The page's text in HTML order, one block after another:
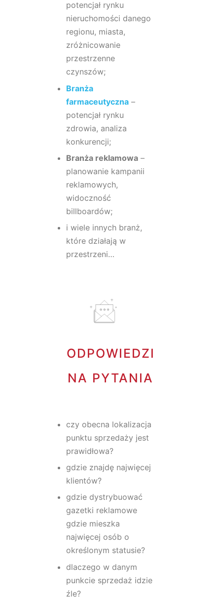
potencjał rynku
nieruchomości danego
regionu, miasta,
zróżnicowanie
przestrzenne
czynszów;
Branża
farmaceutyczna –
potencjał rynku
zdrowia, analiza
konkurencji;
Branża reklamowa –
planowanie kampanii
reklamowych,
widoczność
billboardów;
i wiele innych branż,
które działają w
przestrzeni…
ODPOWIEDZI
NA PYTANIA
czy obecna lokalizacja
punktu sprzedaży jest
prawidłowa?
gdzie znajdę najwięcej
klientów?
gdzie dystrybuować
gazetki reklamowe
gdzie mieszka
najwięcej osób o
określonym statusie?
dlaczego w danym
punkcie sprzedaż idzie
źle?